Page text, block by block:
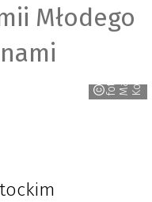
Młodego
f
o
t
.
M
a
t
e
u
sz
K
o
s
z
y
cki